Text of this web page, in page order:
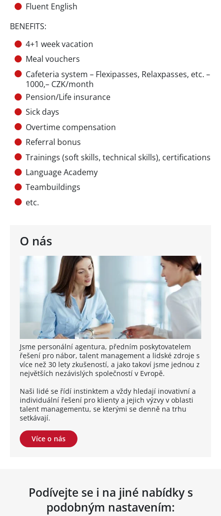
O nás
Jsme personální agentura, předním poskytovatelem
řešení pro nábor, talent management a lidské zdroje s
více než 30 lety zkušeností, a jako takoví jsme jednou z
největších nezávislých společností v Evropě.
Naši lidé se řídí instinktem a vždy hledají inovativní a
individuální řešení pro klienty a jejich výzvy v oblasti
talent managementu, se kterými se denně na trhu
setkávají.
Více o nás
Fluent English
BENEFITS:
4+1 week vacation
Meal vouchers
Cafeteria system – Flexipasses, Relaxpasses, etc. –
1000,– CZK/month
Pension/Life insurance
Sick days
Overtime compensation
Referral bonus
Trainings (soft skills, technical skills), certifications
Language Academy
Teambuildings
etc.
Podívejte se i na jiné nabídky s
podobným nastavením: